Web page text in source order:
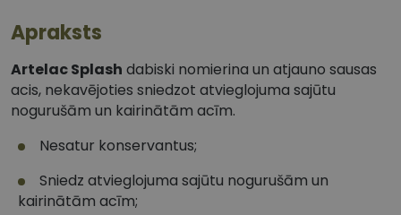
Apraksts
Artelac Splash dabiski nomierina un atjauno sausas
acis, nekavējoties sniedzot atvieglojuma sajūtu
nogurušām un kairinātām acīm.
Nesatur konservantus;
Sniedz atvieglojuma sajūtu nogurušām un
kairinātām acīm;